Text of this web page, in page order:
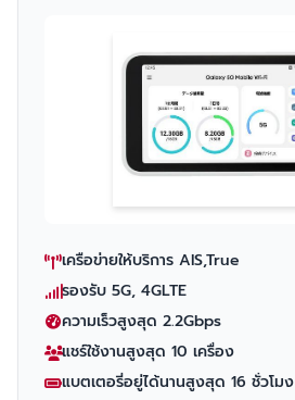
เครือข่ายให้บริการ AIS,True
รองรับ 5G, 4GLTE
ความเร็วสูงสุด 2.2Gbps
แชร์ใช้งานสูงสุด 10 เครื่อง
แบตเตอรี่อยู่ได้นานสูงสุด 16 ชั่วโมง